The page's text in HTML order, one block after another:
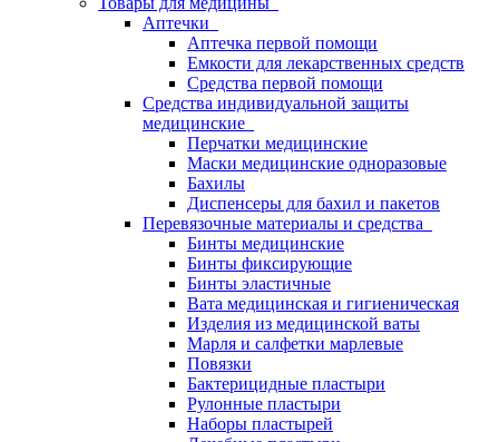
Аптечки
Аптечка первой помощи
Емкости для лекарственных средств
Средства первой помощи
Средства индивидуальной защиты
медицинские
Перчатки медицинские
Маски медицинские одноразовые
Бахилы
Диспенсеры для бахил и пакетов
Перевязочные материалы и средства
Бинты медицинские
Бинты фиксирующие
Бинты эластичные
Вата медицинская и гигиеническая
Изделия из медицинской ваты
Марля и салфетки марлевые
Повязки
Бактерицидные пластыри
Рулонные пластыри
Наборы пластырей